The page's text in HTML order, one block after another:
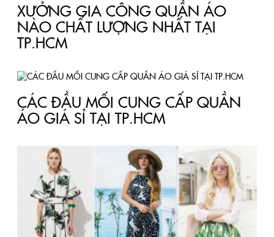
XƯỞNG GIA CÔNG QUẦN ÁO
NÀO CHẤT LƯỢNG NHẤT TẠI
TP.HCM
CÁC ĐẦU MỐI CUNG CẤP QUẦN
ÁO GIÁ SỈ TẠI TP.HCM